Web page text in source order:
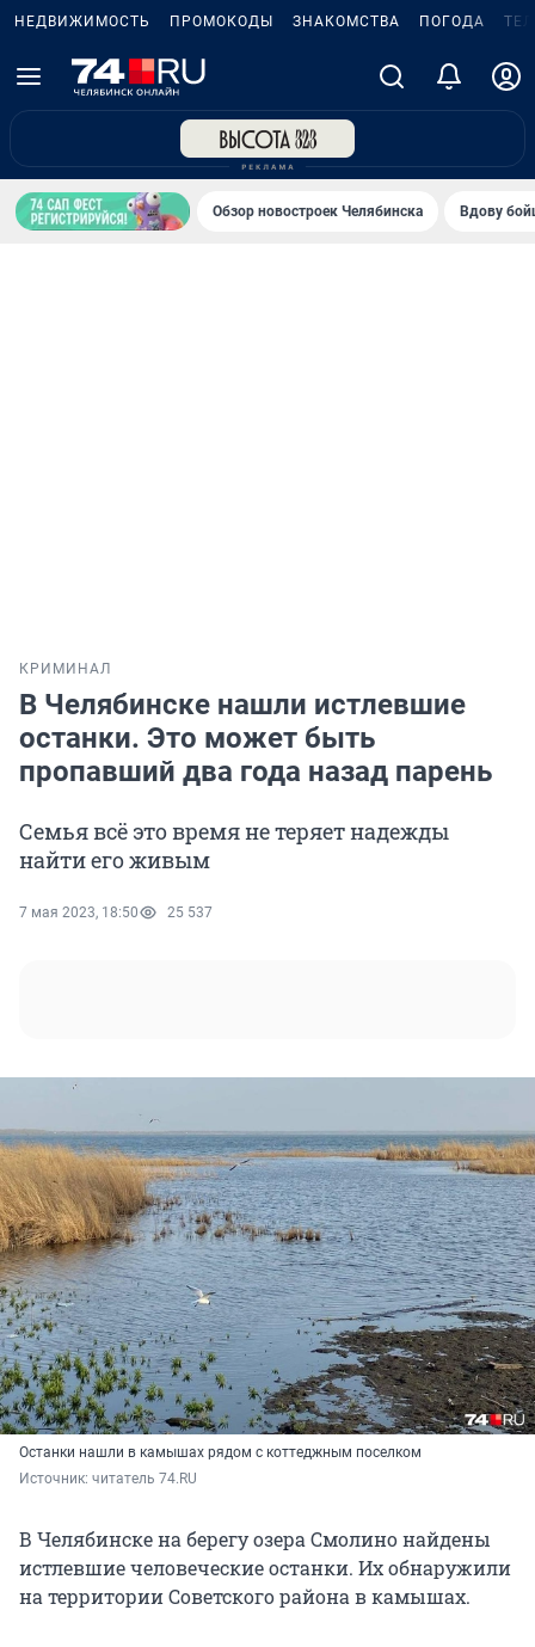
НЕДВИЖИМОСТЬ ПРОМОКОДЫ ЗНАКОМСТВА ПОГОДА
Обзор новостроек Челябинска Вдову
КРИМИНАЛ
В Челябинске нашли истлевшие
останки. Это может быть
пропавший два года назад парень
Семья всё это время не теряет надежды
найти его живым
7 мая 2023, 18:50 25 537
Останки нашли в камышах рядом с коттеджным поселком
Источник: читатель 74.RU
В Челябинске на берегу озера Смолино найдены
истлевшие человеческие останки. Их обнаружили
на территории Советского района в камышах.